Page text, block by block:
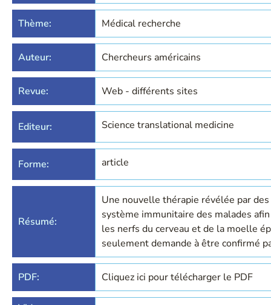
Thème: Médical recherche
Auteur: Chercheurs américains
Revue: Web - différents sites
Editeur: Science translational medicine
Forme: article
Résumé:
Une nouvelle thérapie révélée par
système immunitaire des malades
les nerfs du cerveau et de la moelle
seulement demande à être confirmé
PDF: Cliquez ici pour télécharger le PDF